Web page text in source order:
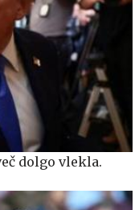
dolgo vlekla.